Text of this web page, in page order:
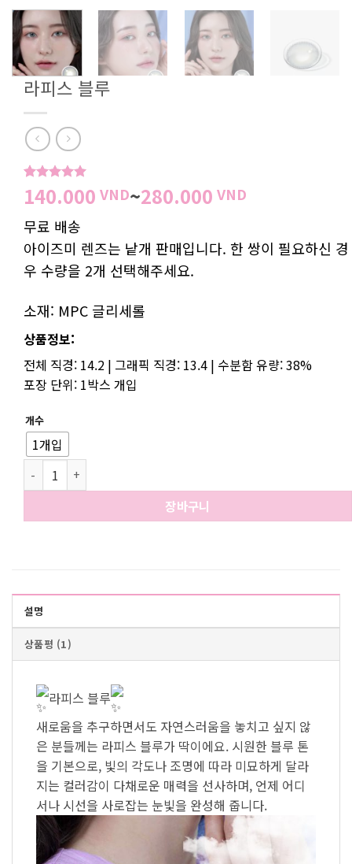
라피스 블루
5개 고객
평가를 기
만점에
1
점
으로 평가
됨
140.000 VND~280.000 VND
위:
무료 배송
아이즈미 렌즈는 낱개 판매입니다. 한 쌍이 필요하신 경
우 수량을 2개 선택해주세요.
소재: MPC 글리세롤
상품정보:
전체 직경: 14.2 | 그래픽 직경: 13.4 | 수분함 유량: 38%
포장 단위: 1박스 개입
개수
1개입
라피스 블루 수량
장바구니
설명
상품평 (1)
라피스 블루
새로움을 추구하면서도 자연스러움을 놓치고 싶지 않
은 분들께는 라피스 블루가 딱이에요. 시원한 블루 톤
을 기본으로, 빛의 각도나 조명에 따라 미묘하게 달라
지는 컬러감이 다채로운 매력을 선사하며, 언제 어디
서나 시선을 사로잡는 눈빛을 완성해 줍니다.